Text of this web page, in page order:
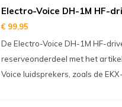
Electro-Voice DH-1M HF-
€ 99,95
De Electro-Voice DH-1M HF-
reserveonderdeel met het
Voice luidsprekers, zoals de